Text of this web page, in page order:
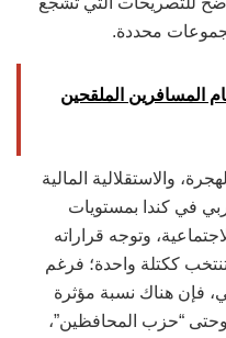
محددة.
المسافرين الملقحين
والاستقلالية المالية
في كندا بمستويات
وتوجه قراراته
تنتخب ككتلة واحدة؛ فرغم
فإن هناك نسبة مؤثرة
“حزب المحافظين”،